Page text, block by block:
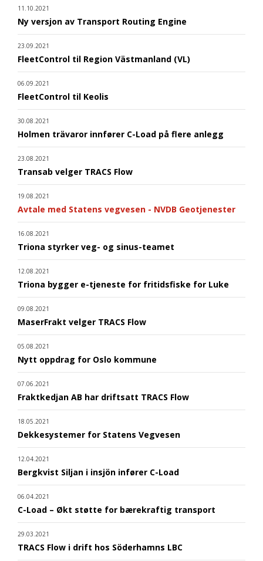
11.10.2021
Ny versjon av Transport Routing Engine
23.09.2021
FleetControl til Region Västmanland (VL)
06.09.2021
FleetControl til Keolis
30.08.2021
Holmen trävaror innfører C-Load på flere anlegg
23.08.2021
Transab velger TRACS Flow
19.08.2021
Avtale med Statens vegvesen - NVDB Geotjenester
16.08.2021
Triona styrker veg- og sinus-teamet
12.08.2021
Triona bygger e-tjeneste for fritidsfiske for Luke
09.08.2021
MaserFrakt velger TRACS Flow
05.08.2021
Nytt oppdrag for Oslo kommune
07.06.2021
Fraktkedjan AB har driftsatt TRACS Flow
18.05.2021
Dekkesystemer for Statens Vegvesen
12.04.2021
Bergkvist Siljan i insjön infører C-Load
06.04.2021
C-Load – Økt støtte for bærekraftig transport
29.03.2021
TRACS Flow i drift hos Söderhamns LBC